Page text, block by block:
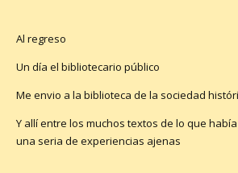
Al regreso
Un día el bibliotecario público
Me envio a la biblioteca de la sociedad
Y allí entre los muchos textos de lo que
una seria de experiencias ajenas